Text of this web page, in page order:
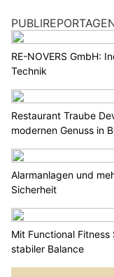
RE-NOVERS GmbH:
Technik
Restaurant Traube
modernen Genuss in
Alarmanlagen und
Sicherheit
Mit Functional
stabiler Balance